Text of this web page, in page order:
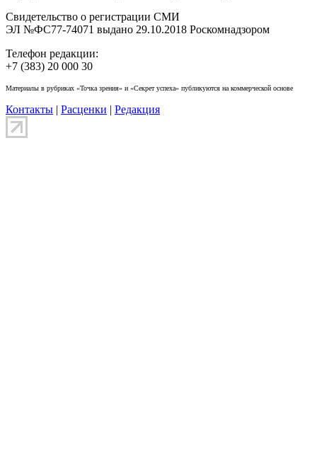
Свидетельство о регистрации СМИ
ЭЛ №ФС77-74071 выдано 29.10.2018 Роскомнадзором
Телефон редакции:
+7 (383) 20 000 30
Материалы в рубриках «Точка зрения» и «Секрет успеха» публикуются на коммерческой основе
Контакты | Расценки | Редакция